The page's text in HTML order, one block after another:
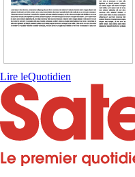
Lire leQuotidien